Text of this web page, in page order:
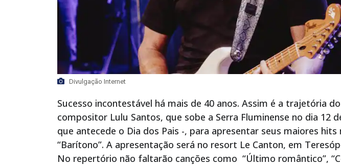
Divulgação Internet
Sucesso incontestável há mais de 40 anos. Assim é a trajetória
compositor Lulu Santos, que sobe a Serra Fluminense no dia 12
que antecede o Dia dos Pais -, para apresentar seus maiores
“Barítono”. A apresentação será no resort Le Canton, em
No repertório não faltarão canções como “Último romântico”,